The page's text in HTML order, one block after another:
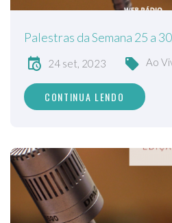
Palestras da Semana 25 a
24 set, 2023 Ao
CONTINUA LENDO